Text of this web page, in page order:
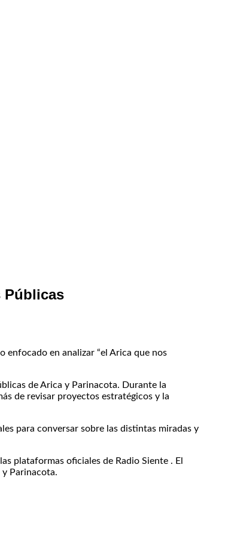
Públicas
enfocado en analizar “el Arica que nos
de Arica y Parinacota. Durante la
de revisar proyectos estratégicos y la
para conversar sobre las distintas miradas y
plataformas oficiales de Radio Siente . El
Parinacota.